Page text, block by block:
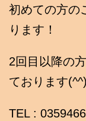
初めての方の
ります！
2回目以降の
ております(^^)
TEL :